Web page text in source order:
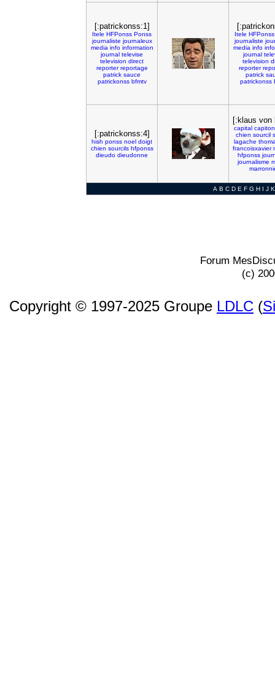
[:patrickonss:1]
Itele HFPonss Ponss
journaliste journaleux
media info information
journal televise
television direct
reporter reportage
patrick sauce
patrickonss bfmtv
Itele HFPonss
journaliste
media info
journal
television
reporter
patrick
patrickonss
[:patrickonss:4]
hish ponss noel doigt
chien sourcils hfponss
dieudo dieudonne
[:klaus von
capital
chien sourcil
lagache
francoisxavier
hfponss
journalisme
A B C D E F G H I J K
Forum
(c)
Copyright © 1997-2025 Groupe LDLC (